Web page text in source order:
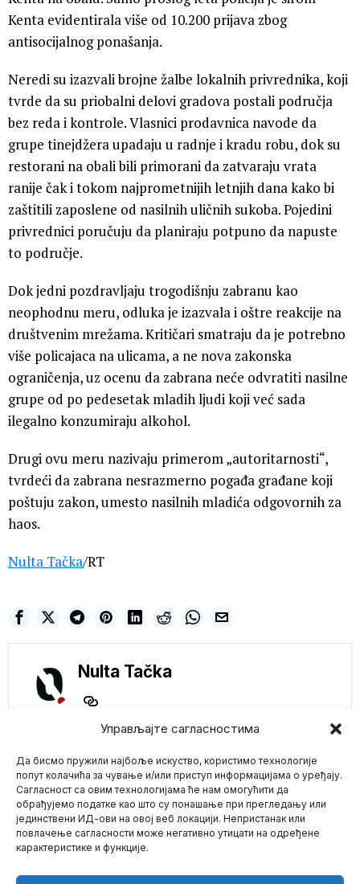
Управљајте сагласностима
Да бисмо пружили најбоље искуство, користимо технологије
попут колачића за чување и/или приступ информацијама о уређају.
Сагласност са овим технологијама ће нам омогућити да
обрађујемо податке као што су понашање при прегледању или
јединствени ИД-ови на овој веб локацији. Непристанак или
повлачење сагласности може негативно утицати на одређене
карактеристике и функције.
Kenta evidentirala više od 10.200 prijava zbog
antisocijalnog ponašanja.
Neredi su izazvali brojne žalbe lokalnih privrednika, koji
tvrde da su priobalni delovi gradova postali područja
bez reda i kontrole. Vlasnici prodavnica navode da
grupe tinejdžera upadaju u radnje i kradu robu, dok su
restorani na obali bili primorani da zatvaraju vrata
ranije čak i tokom najprometnijih letnjih dana kako bi
zaštitili zaposlene od nasilnih uličnih sukoba. Pojedini
privrednici poručuju da planiraju potpuno da napuste
to područje.
Dok jedni pozdravljaju trogodišnju zabranu kao
neophodnu meru, odluka je izazvala i oštre reakcije na
društvenim mrežama. Kritičari smatraju da je potrebno
više policajaca na ulicama, a ne nova zakonska
ograničenja, uz ocenu da zabrana neće odvratiti nasilne
grupe od po pedesetak mladih ljudi koji već sada
ilegalno konzumiraju alkohol.
Drugi ovu meru nazivaju primerom „autoritarnosti“,
tvrdeći da zabrana nesrazmerno pogađa građane koji
poštuju zakon, umesto nasilnih mladića odgovornih za
haos.
Nulta Tačka/RT
Nulta Tačka
Mario zna Youtube
Kanada: Psihijatar
predlaže eutanaziju i
za depresiju i
poremećaje ishrane
OTAVA (LifeSiteNews) —
Tokom sastanka
Specijalnog zajedničkog
parlamentarnog komiteta